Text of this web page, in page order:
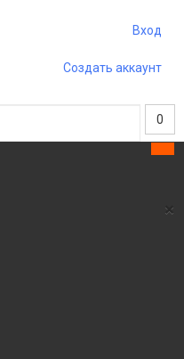
Вход
Создать аккаунт
0
×